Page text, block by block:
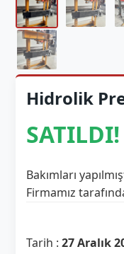
Hidrolik
SATILDI!
Bakımları
Firmamız
Tarih :27 Aralık